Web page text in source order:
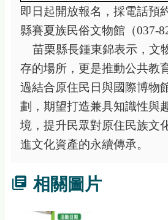
即日起開放報名，採電話預
縣賽夏族民俗文物館（037-
苗栗縣長鍾東錦表示，文
存的場所，更是推動公共教
過結合原住民日與國際博物
劃，期望打造兼具知識性與
境，提升民眾對原住民族文
進文化資產的永續傳承。
相關圖片